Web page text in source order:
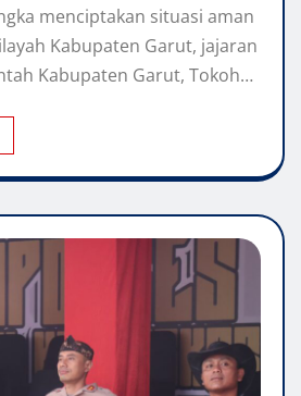
menciptakan situasi aman
Kabupaten Garut, jajaran
Kabupaten Garut, Tokoh…